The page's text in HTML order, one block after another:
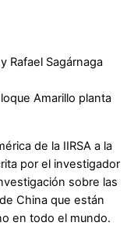
Rafael Sagárnaga
Amarillo planta
de la IIRSA a la
por el investigador
sobre las
China que están
en todo el mundo.